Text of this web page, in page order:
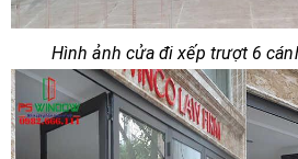
Hình ảnh cửa đi xếp trượt 6